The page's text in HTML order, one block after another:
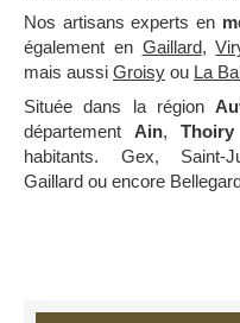
Nos artisans experts en
également en Gaillard,
mais aussi Groisy ou La
Située dans la région
département Ain, Thoiry
habitants. Gex, Saint-
Gaillard ou encore